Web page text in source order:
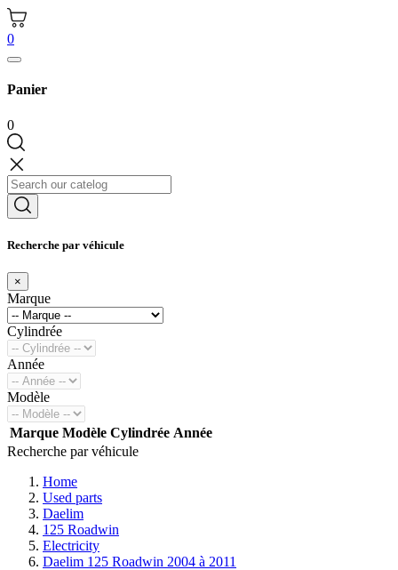
0
Panier
0
Recherche par véhicule
×
Marque
Cylindrée
Année
Modèle
Marque Modèle Cylindrée Année
Recherche par véhicule
Home
Used parts
Daelim
125 Roadwin
Electricity
Daelim 125 Roadwin 2004 à 2011